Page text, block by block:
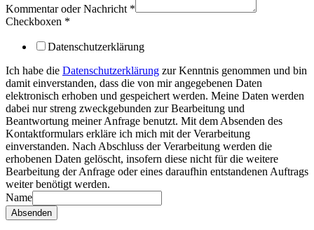
Kommentar oder Nachricht *
E-
Checkboxen
Checkboxen *
Datenschutzerklärung
Ich habe die Datenschutzerklärung zur Kenntnis genommen und bin
damit einverstanden, dass die von mir angegebenen Daten
elektronisch erhoben und gespeichert werden. Meine Daten werden
dabei nur streng zweckgebunden zur Bearbeitung und
Beantwortung meiner Anfrage benutzt. Mit dem Absenden des
Kontaktformulars erkläre ich mich mit der Verarbeitung
einverstanden. Nach Abschluss der Verarbeitung werden die
erhobenen Daten gelöscht, insofern diese nicht für die weitere
Bearbeitung der Anfrage oder eines daraufhin entstandenen Auftrags
weiter benötigt werden.
Name
Absenden